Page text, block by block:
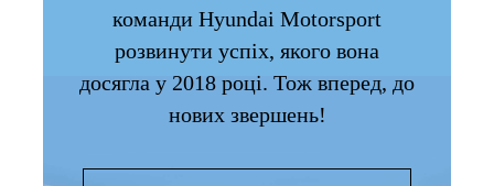
команди Hyundai Motorsport
розвинути успіх, якого вона
досягла у 2018 році. Тож вперед, до
нових звершень!